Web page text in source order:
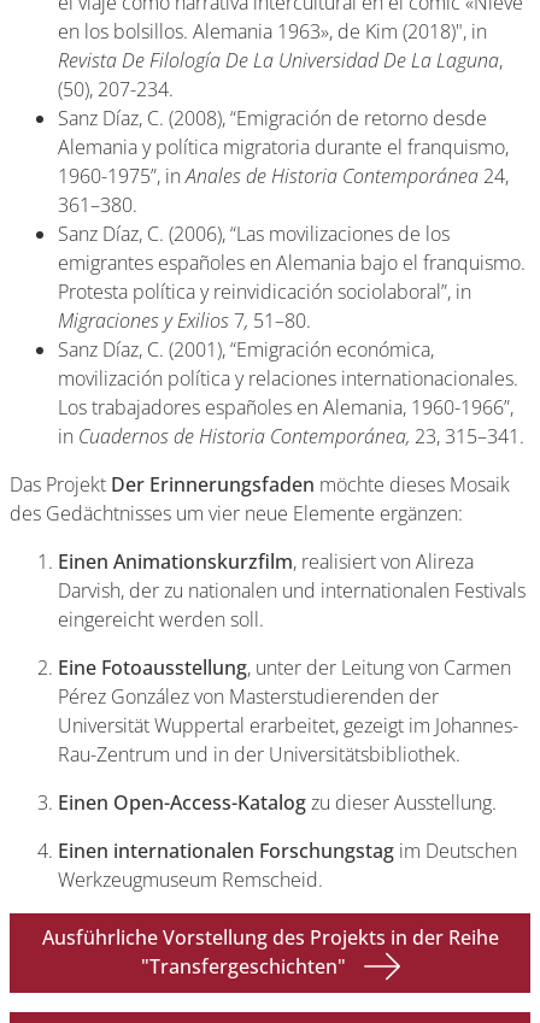
en los bolsillos. Alemania 1963», de Kim (2018)", in
Revista De Filología De La Universidad De La Laguna,
(50), 207-234.
Sanz Díaz, C. (2008), “Emigración de retorno desde
Alemania y política migratoria durante el franquismo,
1960-1975”, inAnales de Historia Contemporánea 24,
361–380.
Sanz Díaz, C. (2006), “Las movilizaciones de los
emigrantes españoles en Alemania bajo el franquismo.
Protesta política y reinvidicación sociolaboral”, in
Migraciones y Exilios7, 51–80.
Sanz Díaz, C. (2001), “Emigración económica,
movilización política y relaciones internationacionales.
Los trabajadores españoles en Alemania, 1960-1966”,
in Cuadernos de Historia Contemporánea, 23, 315–341.
Das Projekt Der Erinnerungsfaden möchte dieses Mosaik
des Gedächtnisses um vier neue Elemente ergänzen:
Einen Animationskurzfilm, realisiert von Alireza
Darvish, der zu nationalen und internationalen Festivals
eingereicht werden soll.
Eine Fotoausstellung, unter der Leitung von Carmen
Pérez González von Masterstudierenden der
Universität Wuppertal erarbeitet, gezeigt im Johannes-
Rau-Zentrum und in der Universitätsbibliothek.
Einen Open-Access-Katalogzu dieser Ausstellung.
Einen internationalen Forschungstag im Deutschen
Werkzeugmuseum Remscheid.
Ausführliche Vorstellung des Projekts in der Reihe
"Transfergeschichten"